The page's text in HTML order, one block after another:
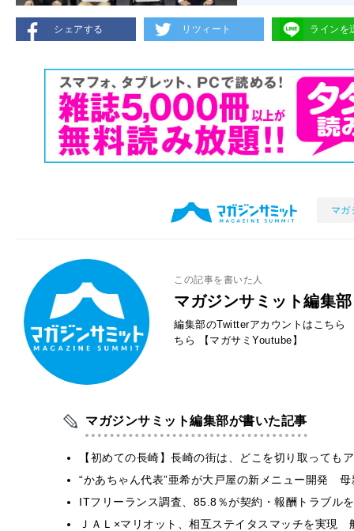
シェアする リツィート ラインを
マガ
この記事を書いた人
マガジンサミット編集部
編集部のTwitterアカウントはこちら
ちら
【マガサミYoutube】
マガジンサミット編集部が書いた記事
【初めての長崎】長崎の街は、どこを切り取って
“かあちゃん代表”亜希が大戸屋の新メニュー開発
ITフリーランス調査、85.8％が契約・報酬トラブ
ＪＡＬ×マリオット、相互ステイタスマッチを実